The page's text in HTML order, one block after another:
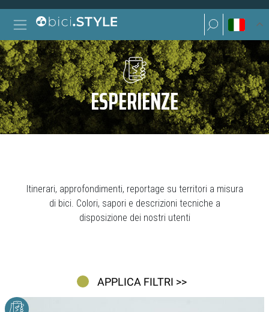
Vai al contenuto
Navigazione principale
Ricerca per:
Ricerca per:
ESPERIENZE
Itinerari, approfondimenti, reportage su territori a misura
di bici. Colori, sapori e descrizioni tecniche a
disposizione dei nostri utenti
APPLICA FILTRI >>